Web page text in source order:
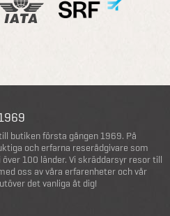
butiken första gången 1969. På
och erfarna reserådgivare som
100 länder. Vi skräddarsyr resor till
oss av våra erfarenheter och vår
det vanliga åt dig!